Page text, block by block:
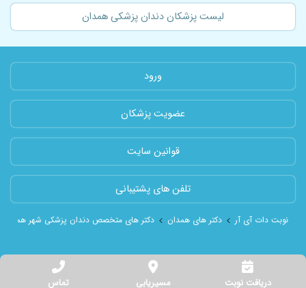
لیست پزشکان دندان پزشکی همدان
ورود
عضویت پزشکان
قوانین سایت
تلفن های پشتیبانی
نوبت دات آی آر دکتر های همدان دکتر های متخصص دندان پزشکی شهر همدان
دریافت نوبت مسیریابی تماس